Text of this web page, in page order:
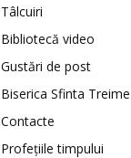
Tâlcuiri
Bibliotecă video
Gustări de post
Biserica Sfinta Treime
Contacte
Profețiile timpului